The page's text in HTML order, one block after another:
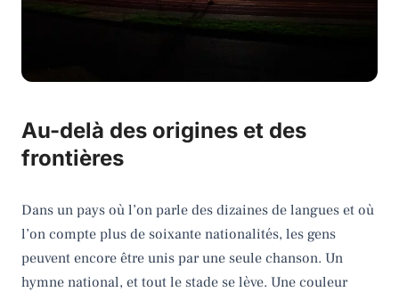
Au-delà des origines et des
frontières
Dans un pays où l’on parle des dizaines de langues et où
l’on compte plus de soixante nationalités, les gens
peuvent encore être unis par une seule chanson. Un
hymne national, et tout le stade se lève. Une couleur